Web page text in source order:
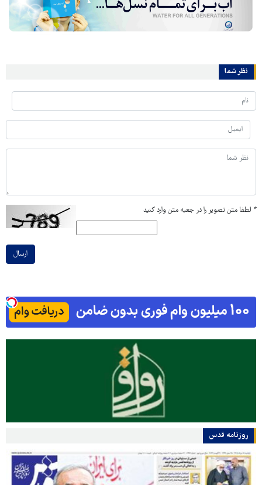
نظر شما
* لطفا متن تصویر را در جعبه متن وارد کنید
ارسال
روزنامه قدس